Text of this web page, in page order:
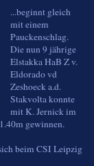
...beginnt gleich
mit einem
Pauckenschlag.
Die nun 9 jährige
Elstakka HaB Z v.
Eldorado vd
Zeshoeck a.d.
Stakvolta konnte
mit K. Jernick im
gewinnen.
beim CSI Leipzig